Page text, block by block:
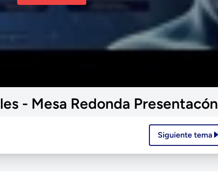
- Mesa Redonda Presentacón
Siguiente tema